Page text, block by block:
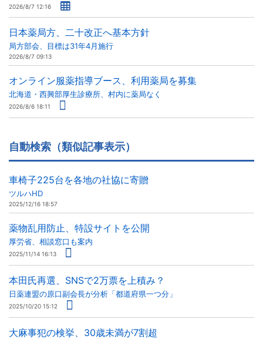
2026/8/7 12:16
日本薬局方、二十改正へ基本方針
局方部会、目標は31年4月施行
2026/8/7 09:13
オンライン服薬指導ブース、利用薬局を募集
北海道・西興部厚生診療所、村内に薬局なく
2026/8/6 18:11
自動検索（類似記事表示）
車椅子225台を各地の社協に寄贈
ツルハHD
2025/12/16 18:57
薬物乱用防止、特設サイトを公開
厚労省、相談窓口も案内
2025/11/14 16:13
本田氏再選、SNSで2万票を上積み？
日薬連盟の原口副会長が分析「都道府県一つ分」
2025/10/20 15:12
大麻事犯の検挙、30歳未満が7割超